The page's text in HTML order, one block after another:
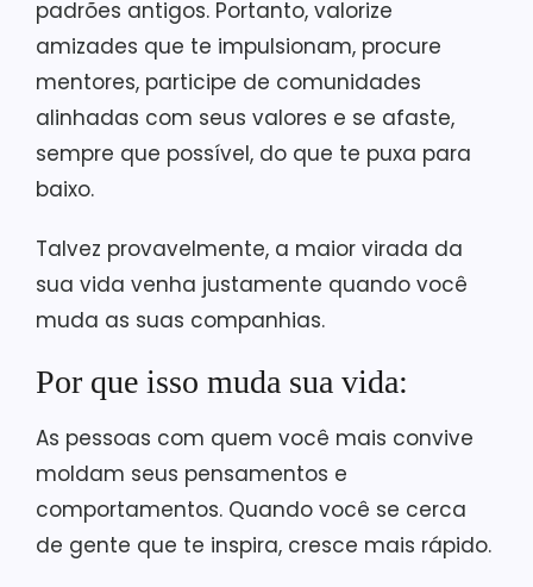
padrões antigos. Portanto, valorize
amizades que te impulsionam, procure
mentores, participe de comunidades
alinhadas com seus valores e se afaste,
sempre que possível, do que te puxa para
baixo.
Talvez provavelmente, a maior virada da
sua vida venha justamente quando você
muda as suas companhias.
Por que isso muda sua vida:
As pessoas com quem você mais convive
moldam seus pensamentos e
comportamentos. Quando você se cerca
de gente que te inspira, cresce mais rápido.